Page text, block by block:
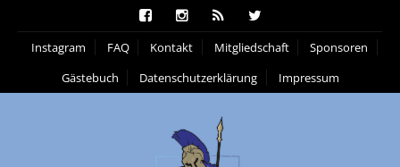
Instagram FAQ Kontakt Mitgliedschaft
Sponsoren
Gästebuch
Datenschutzerklärung Impressum